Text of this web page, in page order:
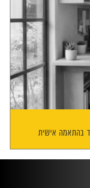
בהתאמה אישית